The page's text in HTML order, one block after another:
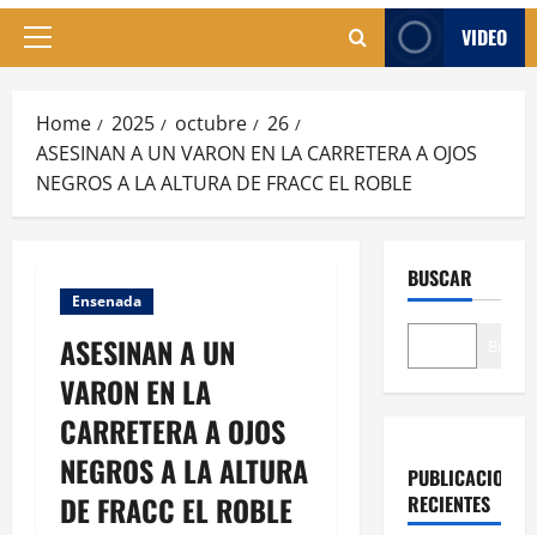
Primary
VIDEO
Home 2025 octubre
26
ASESINAN A UN VARON EN LA CARRETERA A OJOS
NEGROS A LA ALTURA DE FRACC EL ROBLE
Ensenada
ASESINAN A UN
VARON EN LA
CARRETERA A OJOS
NEGROS A LA ALTURA
DE FRACC EL ROBLE
BUSCAR
PUBLICACIONES
RECIENTES